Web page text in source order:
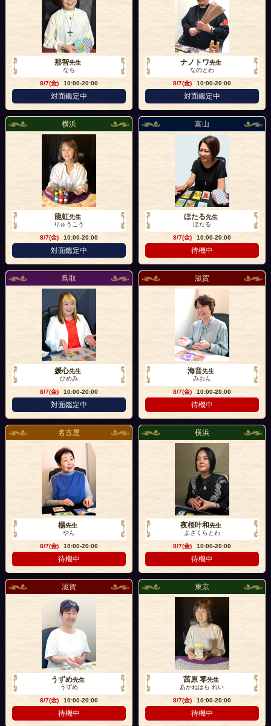
那智先生
なち
8/7(金)
10:00-20:00
対面鑑定中
ナノトワ先生
なのとわ
8/7(金)
10:00-20:00
対面鑑定中
横浜
龍虹先生
りゅうこう
8/7(金)
10:00-20:00
対面鑑定中
富山
ほたる先生
ほたる
8/7(金)
10:00-20:00
待機中
鳥取
媛心先生
ひめみ
8/7(金)
10:00-20:00
対面鑑定中
滋賀
海音先生
みおん
8/7(金)
10:00-20:00
待機中
名古屋
楊先生
やん
8/7(金)
10:00-20:00
待機中
横浜
夜桜叶和先生
よざくらとわ
8/7(金)
10:00-20:00
待機中
滋賀
うずめ先生
うずめ
8/7(金)
10:00-20:00
待機中
東京
茜原 零先生
あかねはら れい
8/7(金)
10:00-20:00
待機中